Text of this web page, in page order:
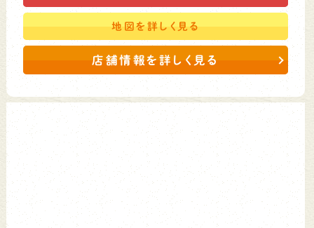
地図を詳しく見る
店舗情報を詳しく見る